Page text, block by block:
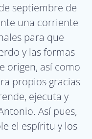
septiembre de
una corriente
para que
y las formas
origen, así como
propios gracias
ejecuta y
Así pues,
el espíritu y los